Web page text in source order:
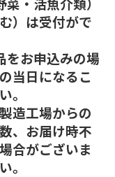
）は受付がで
お申込みの場
当日になるこ
。
造工場からの
、お届け時不
合がございま
。